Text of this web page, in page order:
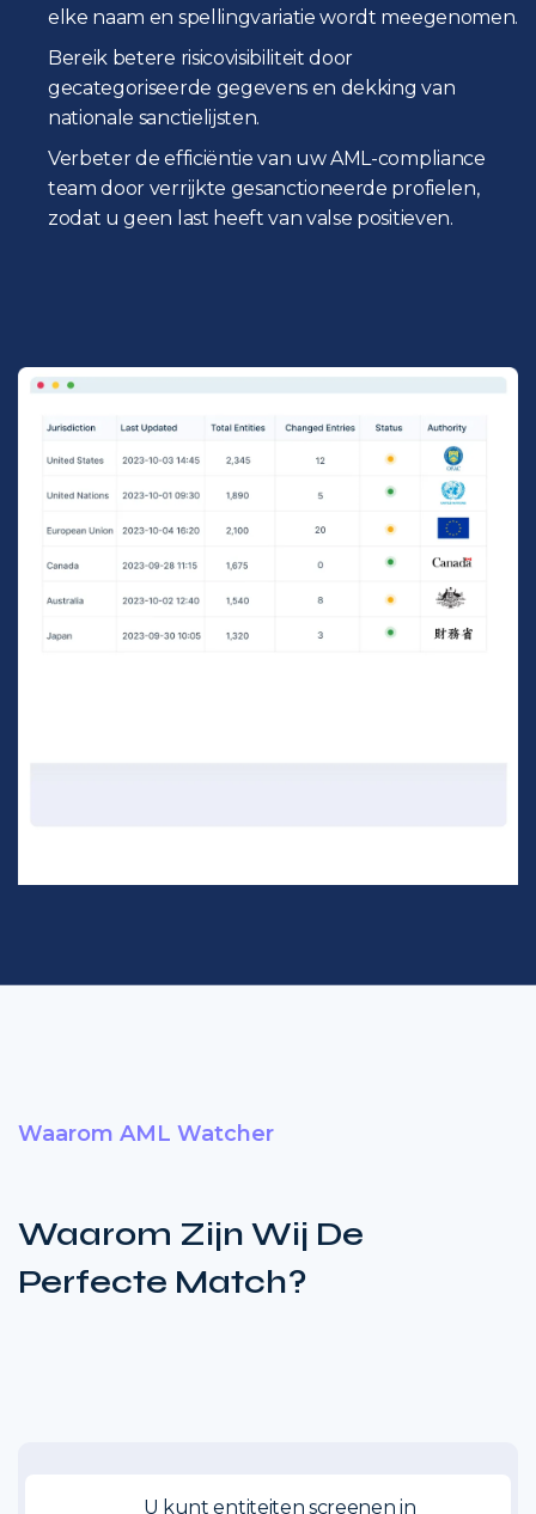
elke naam en spellingvariatie wordt meegenomen.
Bereik betere risicovisibiliteit door
gecategoriseerde gegevens en dekking van
nationale sanctielijsten.
Verbeter de efficiëntie van uw AML-compliance
team door verrijkte gesanctioneerde profielen,
zodat u geen last heeft van valse positieven.
Waarom AML Watcher
Waarom Zijn Wij De
Perfecte Match?
U kunt entiteiten screenen in